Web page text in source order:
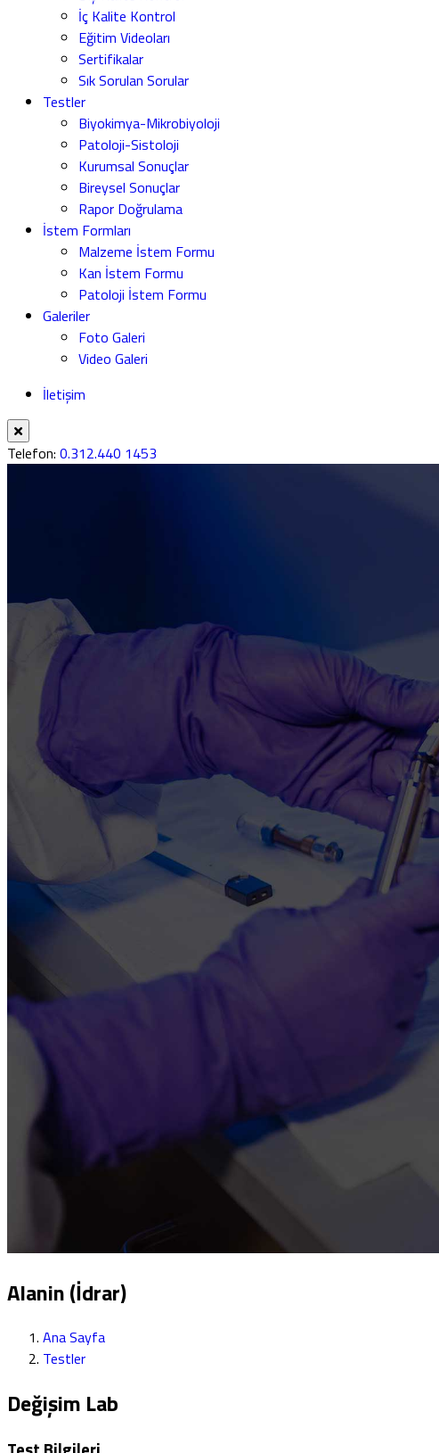
İç Kalite Kontrol
Eğitim Videoları
Sertifikalar
Sık Sorulan Sorular
Testler
Biyokimya-Mikrobiyoloji
Patoloji-Sistoloji
Kurumsal Sonuçlar
Bireysel Sonuçlar
Rapor Doğrulama
İstem Formları
Malzeme İstem Formu
Kan İstem Formu
Patoloji İstem Formu
Galeriler
Foto Galeri
Video Galeri
İletişim
Telefon: 0.312.440 1453
Alanin (İdrar)
Ana Sayfa
Testler
Değişim Lab